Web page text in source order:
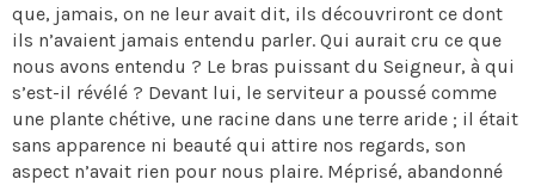
que, jamais, on ne leur avait dit, ils découvriront ce dont
ils n’avaient jamais entendu parler. Qui aurait cru ce que
nous avons entendu ? Le bras puissant du Seigneur, à qui
s’est-il révélé ? Devant lui, le serviteur a poussé comme
une plante chétive, une racine dans une terre aride ; il était
sans apparence ni beauté qui attire nos regards, son
aspect n’avait rien pour nous plaire. Méprisé, abandonné